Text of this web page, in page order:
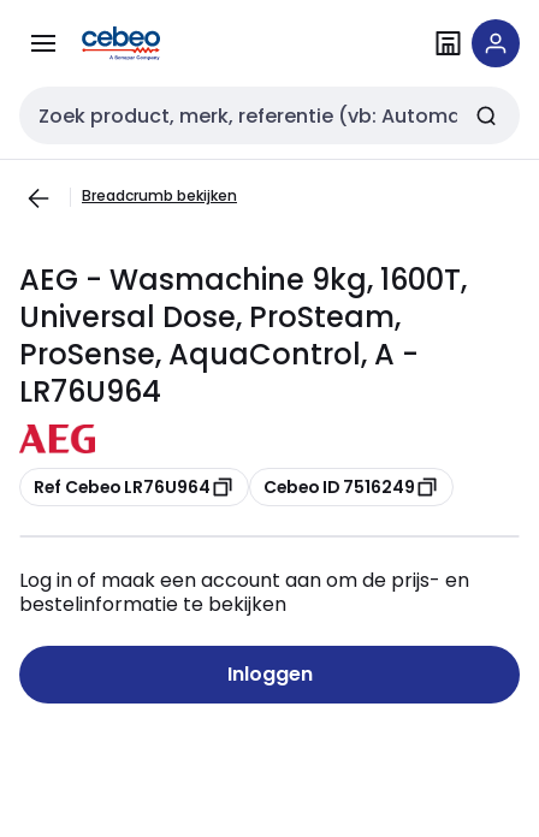
naar
naar
Zoekveld invoer
Breadcrumb bekijken
AEG - Wasmachine 9kg, 1600T,
Universal Dose, ProSteam,
ProSense, AquaControl, A -
LR76U964
Kopiëren
Ref Cebeo LR76U964 Kopiëren
Cebeo ID 7516249
Log in of maak een account aan om de prijs- en
bestelinformatie te bekijken
Inloggen